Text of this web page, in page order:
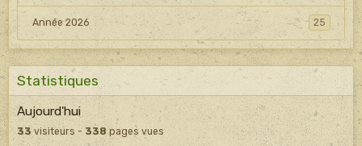
Année 2026 25
Statistiques
Aujourd'hui
33visiteurs - 338pages vues